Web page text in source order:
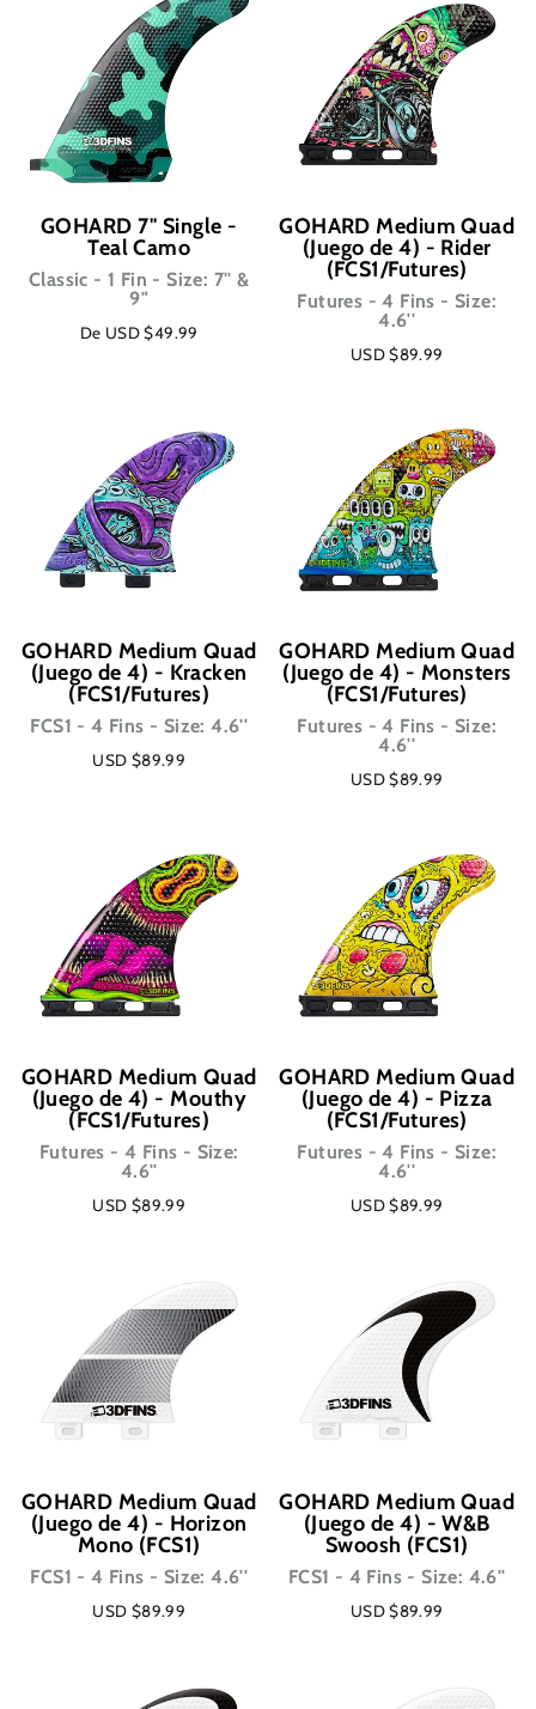
GOHARD 7'' Single -
Teal Camo
Classic - 1 Fin - Size: 7'' &
9"
De USD $49.99
GOHARD Medium Quad
(Juego de 4) - Rider
(FCS1/Futures)
Futures - 4 Fins - Size:
4.6''
USD $89.99
GOHARD Medium Quad
(Juego de 4) - Kracken
(FCS1/Futures)
FCS1 - 4 Fins - Size: 4.6''
USD $89.99
GOHARD Medium Quad
(Juego de 4) - Monsters
(FCS1/Futures)
Futures - 4 Fins - Size:
4.6''
USD $89.99
GOHARD Medium Quad
(Juego de 4) - Mouthy
(FCS1/Futures)
Futures - 4 Fins - Size:
4.6''
USD $89.99
GOHARD Medium Quad
(Juego de 4) - Pizza
(FCS1/Futures)
Futures - 4 Fins - Size:
4.6''
USD $89.99
GOHARD Medium Quad
(Juego de 4) - Horizon
Mono (FCS1)
FCS1 - 4 Fins - Size: 4.6''
USD $89.99
GOHARD Medium Quad
(Juego de 4) - W&B
Swoosh (FCS1)
FCS1 - 4 Fins - Size: 4.6''
USD $89.99